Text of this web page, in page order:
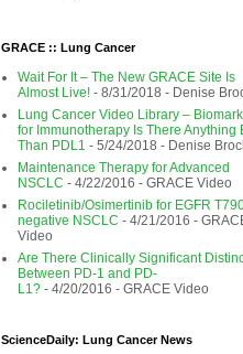
GRACE :: Lung Cancer
Wait For It – The New GRACE Site Is
Almost Live! - 8/31/2018 - Denise
Lung Cancer Video Library –
for Immunotherapy Is There Anything
Than PDL1 - 5/24/2018 - Denise
Maintenance Therapy for Advanced
NSCLC - 4/22/2016 - GRACE Video
Rociletinib/Osimertinib for EGFR
negative NSCLC - 4/21/2016 -
Video
Are There Clinically Significant
Between PD-1 and PD-
L1? - 4/20/2016 - GRACE Video
ScienceDaily: Lung Cancer News